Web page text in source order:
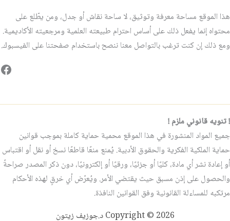
هذا الموقع مساحة معرفة وتوثيق، لا ساحة نقاش أو جدل، ومن يطّلع على
محتواه إنما يفعل ذلك على أساس احترام طبيعته العلمية ومرجعيته الأكاديمية.
ومع ذلك إن كنت ترغب بالتواصل معنا ننصح باستخدام صفحتنا على الفيسبوك.
! تنويه قانوني ملزم !
جميع المواد المنشورة في هذا الموقع محمية حماية كاملة بموجب قوانين
حماية الملكية الفكرية والحقوق الأدبية. يُمنع منعًا قاطعًا نسخ أو نقل أو اقتباس
أو إعادة نشر أي مادة، كليًا أو جزئيًا، ورقيًا أو إلكترونيًا، دون ذكر المصدر صراحةً
والحصول على إذن مسبق حيث يقتضي الأمر. ويُعرّض أي خرقٍ لهذه الأحكام
مرتكبه للمساءلة القانونية وفق القوانين النافذة.
Copyright © 2026 د.جوزيف زيتون